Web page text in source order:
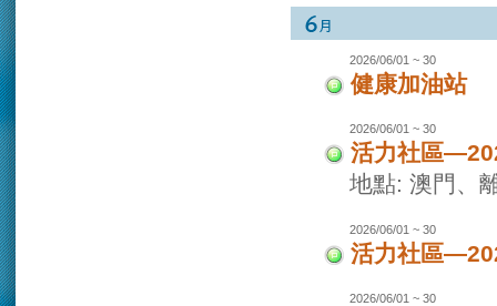
2026/06/01 ~ 30
健康加油站
2026/06/01 ~ 30
活力社區
地點: 澳門、
2026/06/01 ~ 30
活力社區
2026/06/01 ~ 30